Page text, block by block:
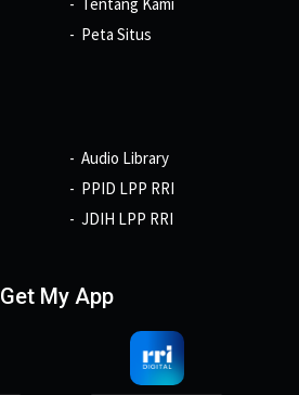
Peta Situs
Audio Library
PPID LPP RRI
JDIH LPP RRI
Get My App